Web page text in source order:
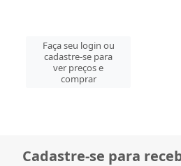
Faça seu login ou
cadastre-se para
ver preços e
comprar
Cadastre-se para